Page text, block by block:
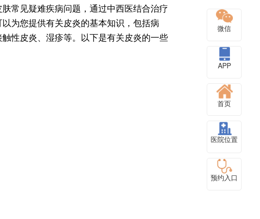
常见疑难疾病问题，通过中西医结合治疗
为您提供有关皮炎的基本知识，包括病
性皮炎、湿疹等。以下是有关皮炎的一些
微信
APP
首页
医院位置
预约入口